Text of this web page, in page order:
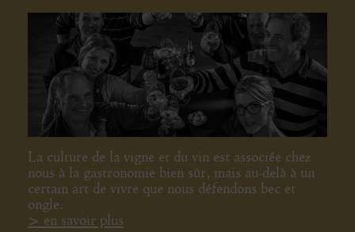
La culture de la vigne et du vin est associée chez
nous à la gastronomie bien sûr, mais au-delà à un
certain art de vivre que nous défendons bec et
ongle.
> en savoir plus